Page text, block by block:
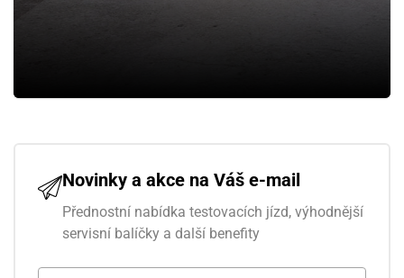
Novinky a akce na Váš e-mail
Přednostní nabídka testovacích jízd, výhodnější
servisní balíčky a další benefity